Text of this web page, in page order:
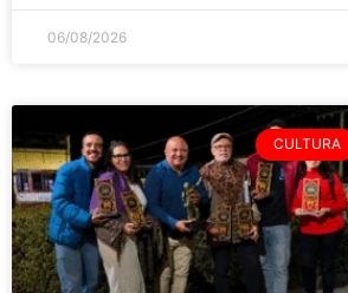
06/08/2026
CULTURA